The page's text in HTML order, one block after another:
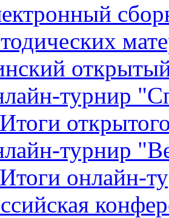
турнир
Итоги
турнир
Итоги онлайн-